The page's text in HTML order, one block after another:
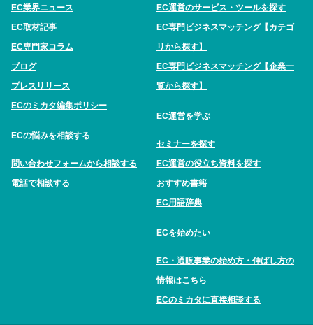
EC業界ニュース
EC取材記事
EC専門家コラム
ブログ
プレスリリース
ECのミカタ編集ポリシー
ECの悩みを相談する
問い合わせフォームから相談する
電話で相談する
EC運営のサービス・ツールを探す
EC専門ビジネスマッチング【カテゴ
リから探す】
EC専門ビジネスマッチング【企業一
覧から探す】
EC運営を学ぶ
セミナーを探す
EC運営の役立ち資料を探す
おすすめ書籍
EC用語辞典
ECを始めたい
EC・通販事業の始め方・伸ばし方の
情報はこちら
ECのミカタに直接相談する